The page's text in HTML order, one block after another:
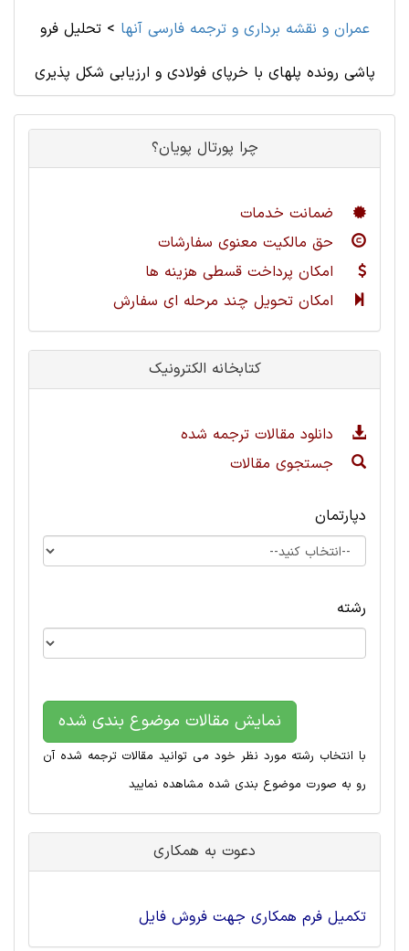
عمران و نقشه برداری و ترجمه فارسی آنها >تحلیل فرو
پاشی رونده پلهای با خرپای فولادی و ارزیابی شکل پذیری
چرا پورتال پویان؟
ضمانت خدمات
حق مالکیت معنوی سفارشات
امکان پرداخت قسطی هزینه ها
امکان تحویل چند مرحله ای سفارش
کتابخانه الکترونیک
دانلود مقالات ترجمه شده
جستجوی مقالات
دپارتمان
رشته
نمایش مقالات موضوع بندی شده
با انتخاب رشته مورد نظر خود می توانید مقالات ترجمه شده آن
رو به صورت موضوع بندی شده مشاهده نمایید
دعوت به همکاری
تکمیل فرم همکاری جهت فروش فایل